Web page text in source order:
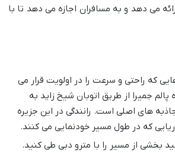
می دهد و به مسافران اجازه می دهد تا با
که راحتی و سرعت را در اولویت قرار می
جمیرا از طریق اتوبان شیخ زاید به
های اصلی است. رانندگی در این جزیره
که در طول مسیر خودنمایی می کنند.
بخشی از مسیر را با مترو دبی طی کنید.